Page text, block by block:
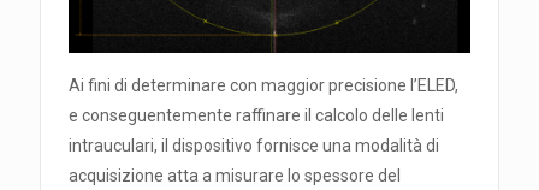
Ai fini di determinare con maggior precisione l’ELED,
e conseguentemente raffinare il calcolo delle lenti
intrauculari, il dispositivo fornisce una modalità di
acquisizione atta a misurare lo spessore del